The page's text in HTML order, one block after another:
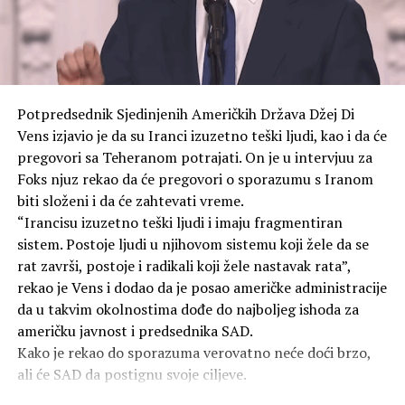
govorima da su SAD izvršile napade na gradove Hirošimu
i Nagasaki, navodi TASS.
Američke snage izvele su napade atomskim oružjem sa
To ostaju jedini slučajevi upotrebe nuklearnog oružja u
ratovanju u ljudskoj istoriji. Prema različitim
procjenama, bomba bačena na Hirošimu 6. avgusta 1945.
godine ubila je između 70.000 i 100.000 ljudi na sam dan
eksplozije.
Do kraja 1945. godine, broj žrtava porastao je na
140.000, jer su ljudi umirali u bolnicama od zadobijenih
povreda i izloženosti zračenju. Ukupan broj žrtava
bombardovanja sada prelazi 350.000.
SAD i dalje ne priznaju moralnu odgovornost za
atomska bombardovanja, pravdajući svoje postupke kao
Potpredsednik Sjedinjenih Američkih Država Džej Di
Vens izjavio je da su Iranci izuzetno teški ljudi, kao i da će
pregovori sa Teheranom potrajati. On je u intervjuu za
Foks njuz rekao da će pregovori o sporazumu s Iranom
biti složeni i da će zahtevati vreme.
“Irancisu izuzetno teški ljudi i imaju fragmentiran
sistem. Postoje ljudi u njihovom sistemu koji žele da se
rat završi, postoje i radikali koji žele nastavak rata”,
rekao je Vens i dodao da je posao američke administracije
da u takvim okolnostima dođe do najboljeg ishoda za
američku javnost i predsednika SAD.
Kako je rekao do sporazuma verovatno neće doći brzo,
ali će SAD da postignu svoje ciljeve.